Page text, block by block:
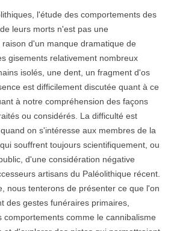
l'étude des comportements des
leurs morts n'est pas une
d'un manque dramatique de
gisements relativement nombreux
isolés, une dent, un fragment d'os
est difficilement discutée quant à ce
à notre compréhension des façons
ou considérés. La difficulté est
on s'intéresse aux membres de la
souffrent toujours scientifiquement, ou
d'une considération négative
artisans du Paléolithique récent.
nous tenterons de présenter ce que l'on
des gestes funéraires primaires,
comportements comme le cannibalisme